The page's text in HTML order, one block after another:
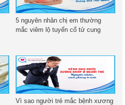
5 nguyên nhân chị em thường
mắc viêm lộ tuyến cổ tử cung
Vì sao người trẻ mắc bệnh xương